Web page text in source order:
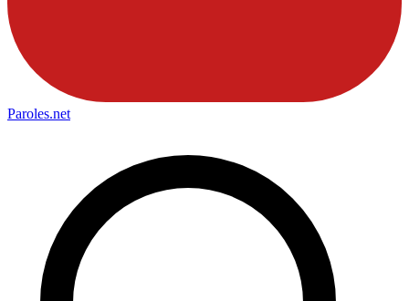
Paroles.net